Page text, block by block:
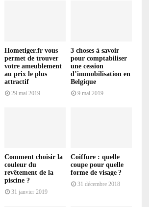
Hometiger.fr vous
permet de trouver
votre ameublement
au prix le plus
attractif
29 mai 2019
3 choses à savoir
pour comptabiliser
une cession
d’immobilisation en
Belgique
9 mai 2019
Comment choisir la
couleur du
revêtement de la
piscine ?
31 janvier 2019
Coiffure : quelle
coupe pour quelle
forme de visage ?
31 décembre 2018